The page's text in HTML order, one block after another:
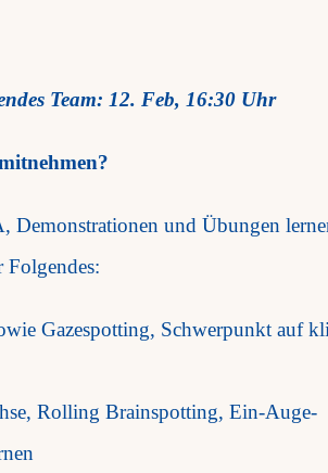
Team: 12. Feb, 16:30 Uhr
Demonstrationen und Übungen
Gazespotting, Schwerpunkt auf
Rolling Brainspotting, Ein-Auge-